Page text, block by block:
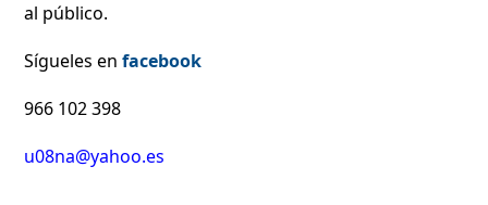
al público.
Sígueles enfacebook
966 102 398
u08na@yahoo.es